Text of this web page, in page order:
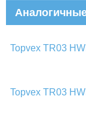
Topvex TR03
Topvex TR03